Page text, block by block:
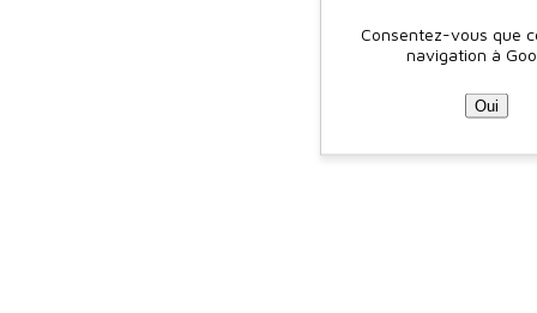
Consentez-vous que
navigation à
Oui